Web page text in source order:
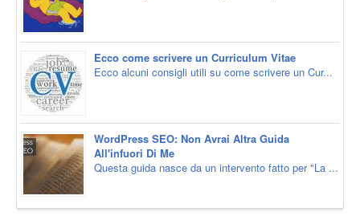
Ecco come scrivere un Curriculum Vitae
Ecco alcuni consigli utili su come scrivere un Cur...
WordPress SEO: Non Avrai Altra Guida
All'infuori Di Me
Questa guida nasce da un intervento fatto per "La ...